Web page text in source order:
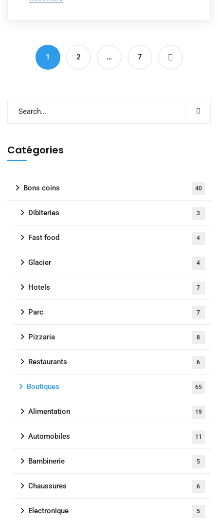
1 2 … 7
Catégories
Bons coins 40
Dibiteries 3
Fast food 4
Glacier 4
Hotels 7
Parc 7
Pizzaria 8
Restaurants 6
Boutiques 65
Alimentation 19
Automobiles 11
Bambinerie 5
Chaussures 6
Electronique 5